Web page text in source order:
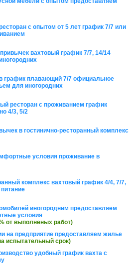
с опытом от 5 лет график 7/7 или
вахтовый график 7/7, 14/14
график плавающий 7/7 официальное
для иногородних
ресторан с проживанием график
4/3, 5/2
в гостинично-ресторанный комплекс
условия проживание в
комплекс вахтовый график 4/4, 7/7,
иногородним предоставляем
условия
от выполненых работ)
на предприятие предоставляем жилье
испытательный срок)
удобный график вахта с